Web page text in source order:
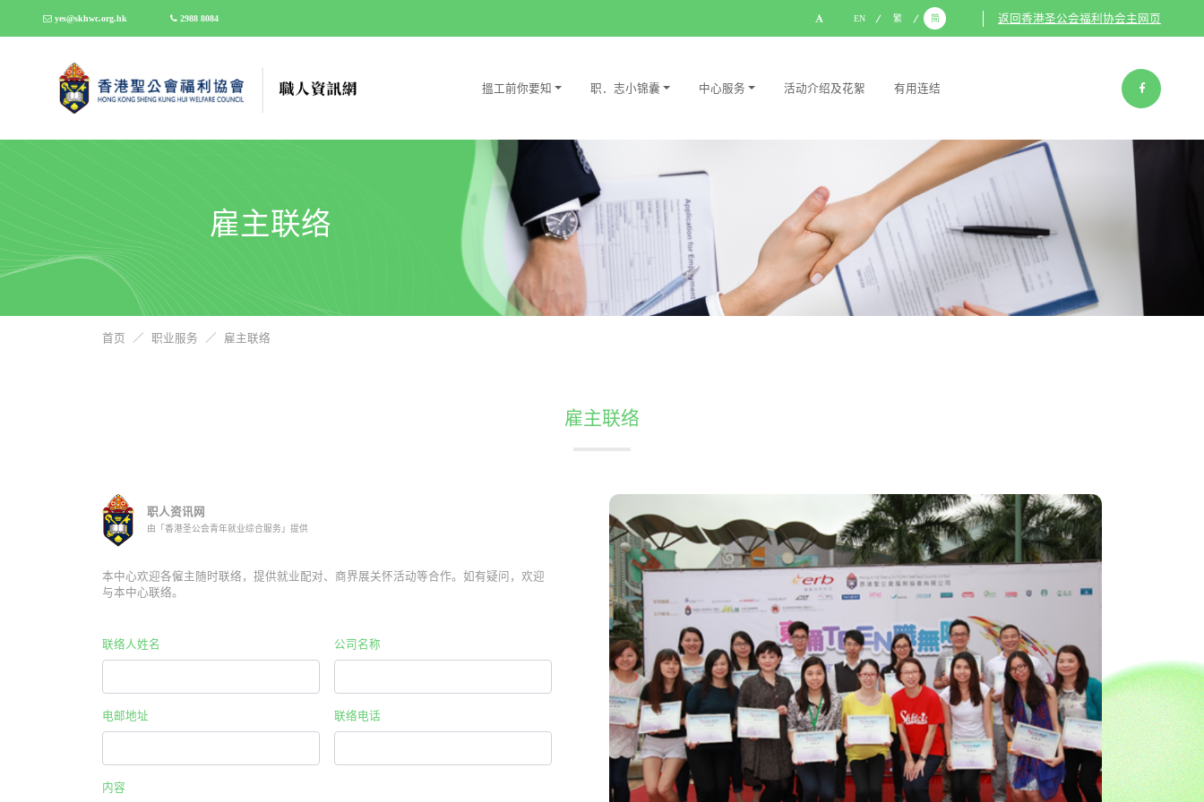
yes@skhwc.org.hk 2988 8084 EN 繁 简 返回香港圣公会福利协会主网页
搵工前你要知 职．志小锦囊 中心服务 活动介绍及花絮 有用连结
雇主联络
首页 ／ 职业服务 ／ 雇主联络
雇主联络
职人资讯网
由「香港圣公会青年就业综合服务」提供
本中心欢迎各僱主随时联络，提供就业配对、商界展关怀活动等合作。如有疑问，欢迎
与本中心联络。
联络人姓名 公司名称
电邮地址 联络电话
内容